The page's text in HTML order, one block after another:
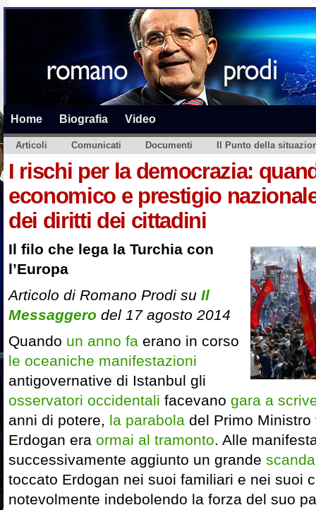
Home Biografia Video
Articoli Comunicati Documenti Il Punto della
I rischi per la democrazia:
economico e prestigio
dei diritti dei cittadini
Il filo che lega la Turchia con
l’Europa
Articolo di Romano Prodi su Il
Messaggero del 17 agosto 2014
Quando un anno fa erano in corso
le oceaniche manifestazioni
antigovernative di Istanbul gli
osservatori occidentali facevano gara a
anni di potere, la parabola del Primo Ministro
Erdogan era ormai al tramonto. Alle
successivamente aggiunto un grande
toccato Erdogan nei suoi familiari e nei suoi
notevolmente indebolendo la forza del suo